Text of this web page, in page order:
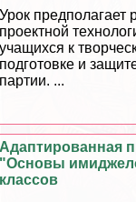
Урок предполагает
проектной
учащихся к
подготовке и
партии. ...
Адаптированная
"Основы
классов